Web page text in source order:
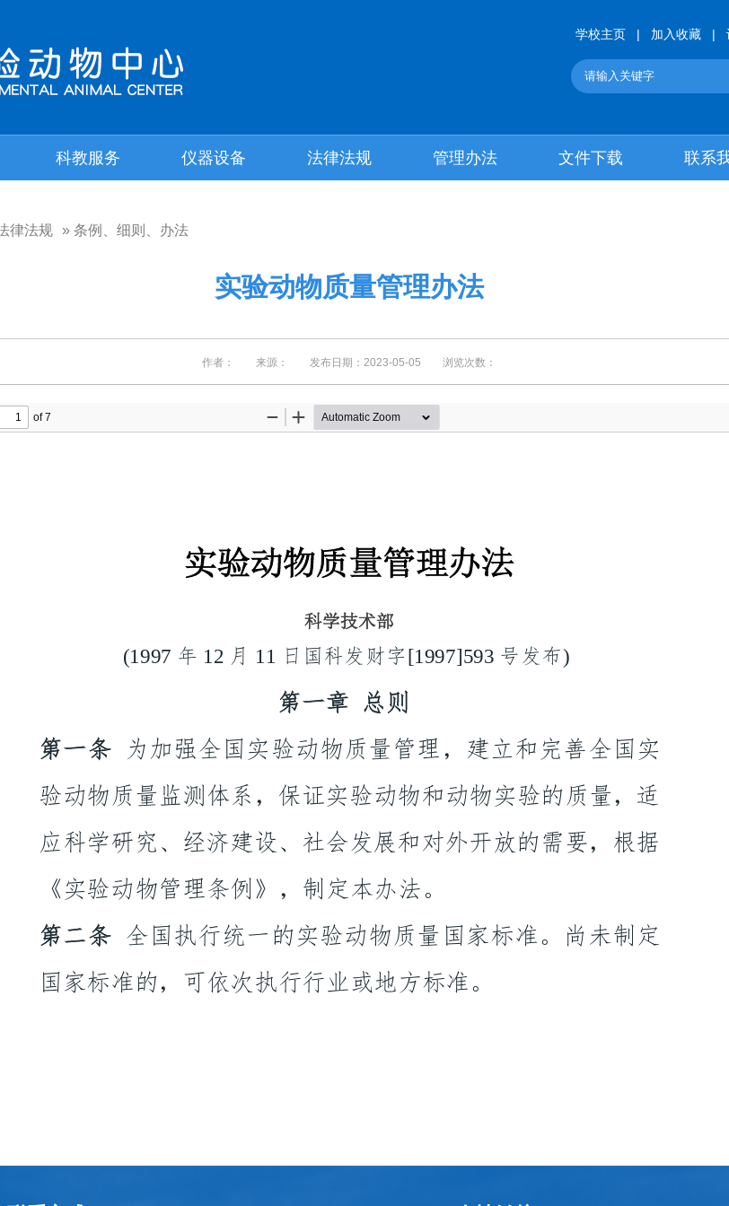
学校主页 | 加入收藏 |
科教服务 仪器设备 法律法规 管理办法 文件下载 联系
律法规 » 条例、细则、办法
实验动物质量管理办法
作者： 来源： 发布日期：2023-05-05 浏览次数：